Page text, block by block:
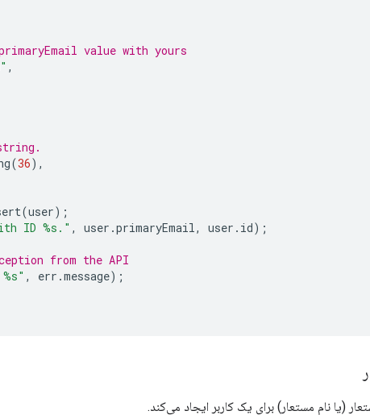
value with yours
,
(36),
(user);
ID %s." , user .primaryEmail, user . id);
from the API
, err .message);
(یا نام مستعار) برای یک کاربر ایجاد می‌کند.